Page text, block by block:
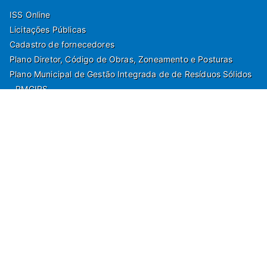
ISS Online
Licitações Públicas
Cadastro de fornecedores
Plano Diretor, Código de Obras, Zoneamento e Posturas
Plano Municipal de Gestão Integrada de de Resíduos Sólidos
- PMGIRS